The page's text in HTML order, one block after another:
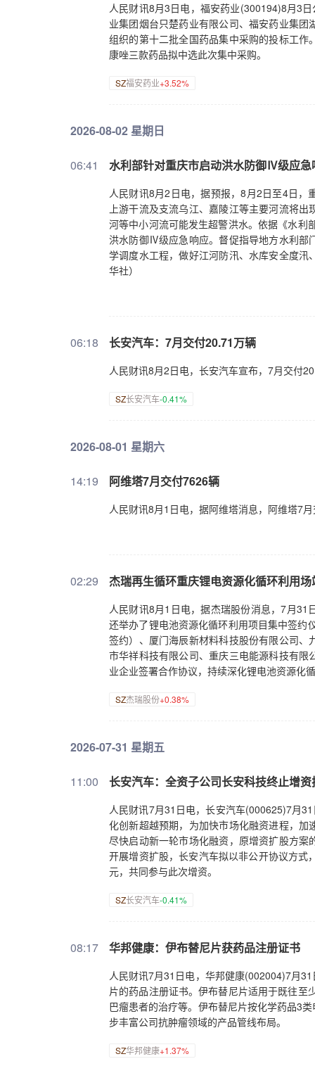
人民财讯8月3日电，福安药业(300194)8月3
业集团烟台只楚药业有限公司、福安药业集
组织的第十二批全国药品集中采购的投标工
康唑三款药品拟中选此次集中采购。
SZ福安药业+3.52%
2026-08-02 星期日
06:41 水利部针对重庆市启动洪水防御Ⅳ级应急
人民财讯8月2日电，据预报，8月2日至4日，
上游干流及支流乌江、嘉陵江等主要河流将
河等中小河流可能发生超警洪水。依据《水
洪水防御Ⅳ级应急响应。督促指导地方水利部
学调度水工程，做好江河防汛、水库安全度
华社）
06:18 长安汽车：7月交付20.71万辆
人民财讯8月2日电，长安汽车宣布，7月交付
SZ长安汽车-0.41%
2026-08-01 星期六
14:19 阿维塔7月交付7626辆
人民财讯8月1日电，据阿维塔消息，阿维塔7
02:29 杰瑞再生循环重庆锂电资源化循环利用
人民财讯8月1日电，据杰瑞股份消息，7月31
还举办了锂电池资源化循环利用项目集中签约
签约）、厦门海辰新材料科技股份有限公司
市华祥科技有限公司、重庆三电能源科技有
业企业签署合作协议，持续深化锂电池资源化
SZ杰瑞股份+0.38%
2026-07-31 星期五
11:00 长安汽车：全资子公司长安科技终止增
人民财讯7月31日电，长安汽车(000625)7月
化创新超越预期，为加快市场化融资进程，
尽快启动新一轮市场化融资，原增资扩股方
开展增资扩股，长安汽车拟以非公开协议方
元，共同参与此次增资。
SZ长安汽车-0.41%
08:17 华邦健康：伊布替尼片获药品注册证书
人民财讯7月31日电，华邦健康(002004)7月
片的药品注册证书。伊布替尼片适用于既往
巴瘤患者的治疗等。伊布替尼片按化学药品3
步丰富公司抗肿瘤领域的产品管线布局。
SZ华邦健康+1.37%